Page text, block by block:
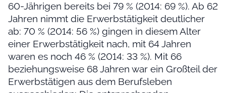
60-Jährigen bereits bei 79 % (2014: 69 %). Ab 62
Jahren nimmt die Erwerbstätigkeit deutlicher
ab: 70 % (2014: 56 %) gingen in diesem Alter
einer Erwerbstätigkeit nach, mit 64 Jahren
waren es noch 46 % (2014: 33 %). Mit 66
beziehungsweise 68 Jahren war ein Großteil der
Erwerbstätigen aus dem Berufsleben